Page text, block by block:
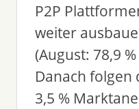
P2P
weiter
(August: 78,9
Danach
3,5 %